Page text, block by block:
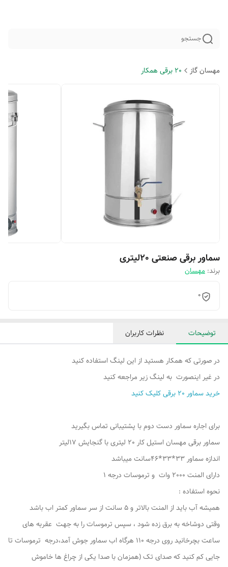
جستجو
مهسان گاز 20 برقی همکار
سماور برقی صنعتی 20لیتری
برند: مهسان
0
توضیحات نظرات کاربران
در صورتی که همکار هستید از این لینگ استفاده کنید
در غیر اینصورت به لینگ زیر مراجعه کنید
خرید سماور 20 برقی کلیک کنید
برای اجاره سماور دست دوم با پشتیبانی تماس بگیرید
سماور برقی مهسان استیل کار 20 لیتری با گنجایش 17لیتر
اندازه سماور 33*33*46سانت میباشد
دارای المنت 2000 وات و ترموسات درجه 1
نحوه استفاده :
همیشه آب باید از المنت بالاتر و 5 سانت از سر سماور کمتر اب باشد
وقتی دوشاخه به برق زده شود ، سپس ترموسات را به جهت عقربه های
ساعت بچرخانید روی درجه 110 هرگاه اب سماور جوش آمد،درجه ترموسات تا
جایی کم کنید که صدای تک (همزمان با صدا یکی از چراغ ها خاموش